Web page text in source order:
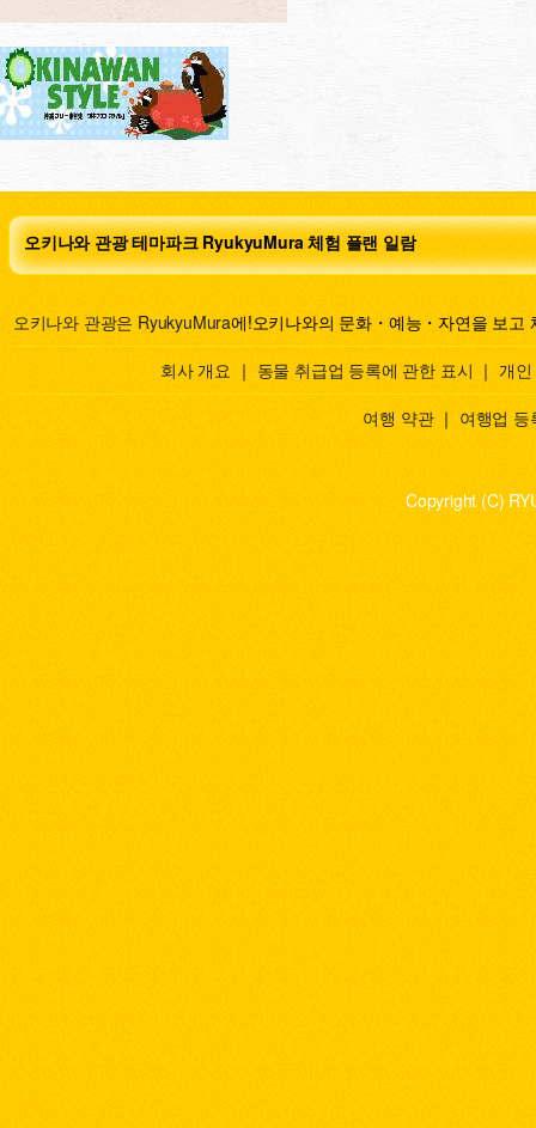
오키나와 관광 테마파크 RyukyuMura 체험 플랜 일람
오키나와 관광은 RyukyuMura에!오키나와의 문화・예능・자연을 보고
회사 개요 ｜ 동물 취급업 등록에 관한 표시 ｜ 개
여행 약관 ｜ 여행업 등
Copyright (C)